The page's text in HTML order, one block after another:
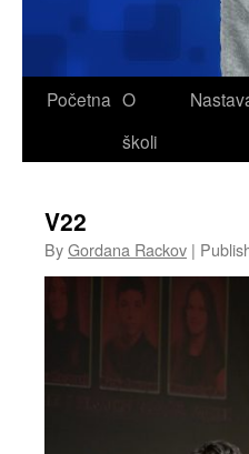
Skip
Početna O
školi
V22
ByGordana Rackov |